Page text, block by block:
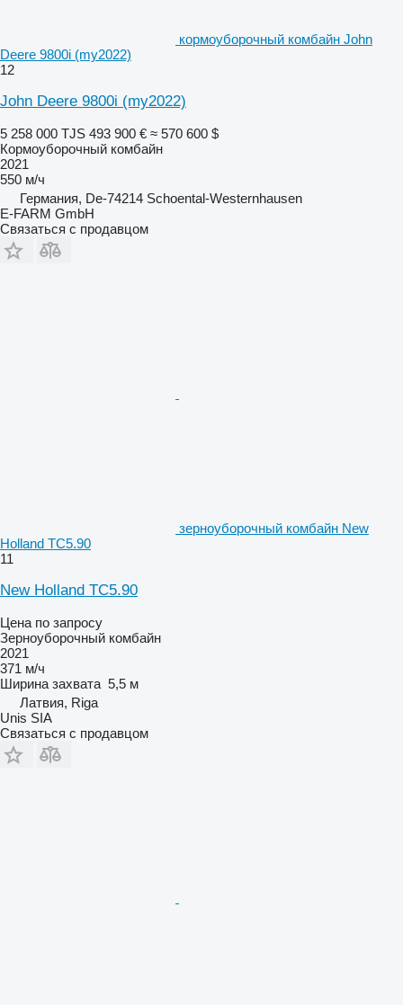
кормоуборочный комбайн John
Deere 9800i (my2022)
12
John Deere 9800i (my2022)
5 258 000 TJS 493 900 € ≈ 570 600 $
Кормоуборочный комбайн
2021
550 м/ч
Германия, De-74214 Schoental-Westernhausen
E-FARM GmbH
Связаться с продавцом
зерноуборочный комбайн New
Holland TC5.90
11
New Holland TC5.90
Цена по запросу
Зерноуборочный комбайн
2021
371 м/ч
Ширина захвата 5,5 м
Латвия, Riga
Unis SIA
Связаться с продавцом